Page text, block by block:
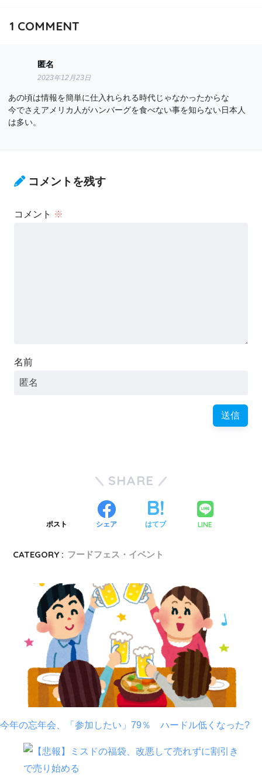
1 COMMENT
匿名
2023年12月23日
あの頃は情報を簡単に仕入れられる時代じゃなかったからな
今でさえアメリカ人がハンバーグを食べない事を知らない日本人
は多い。
コメントを残す
コメント ※
名前
SHARE
ポスト シェア はてブ LINE
CATEGORY : フードフェス・イベント
今年の忘年会、「参加したい」79％ ハードル低くなった?